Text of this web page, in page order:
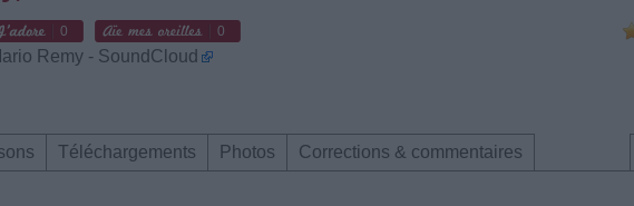
0 0
Remy - SoundCloud
Téléchargements Photos Corrections & commentaires